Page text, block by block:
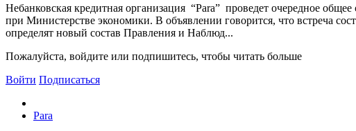
Небанковская кредитная организация “Para” проведет очередное
при Министерстве экономики. В объявлении говорится, что встреча
определят новый состав Правления и Наблюд...
Пожалуйста, войдите или подпишитесь, чтобы читать больше
Войти Подписаться
Para